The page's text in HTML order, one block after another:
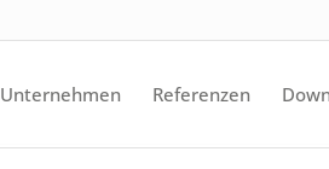
Unternehmen Referenzen